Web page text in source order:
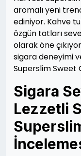
aromalı yeni
ediniyor. Kahve
özgün tatları
olarak öne
sigara deneyimi
Superslim Sweet
Sigara
Lezzetli